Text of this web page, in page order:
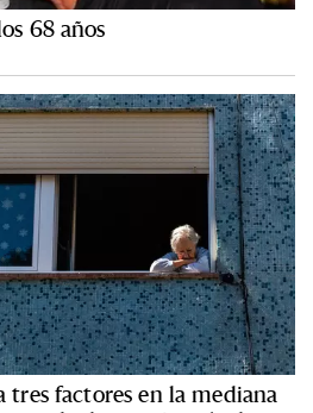
68 años
factores en la mediana